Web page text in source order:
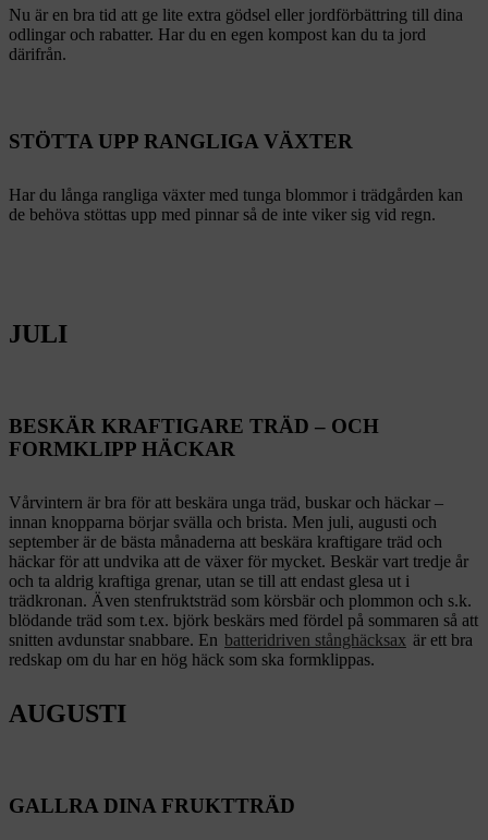
Nu är en bra tid att ge lite extra gödsel eller jordförbättring till dina
odlingar och rabatter. Har du en egen kompost kan du ta jord
därifrån.
STÖTTA UPP RANGLIGA VÄXTER
Har du långa rangliga växter med tunga blommor i trädgården kan
de behöva stöttas upp med pinnar så de inte viker sig vid regn.
JULI
BESKÄR KRAFTIGARE TRÄD – OCH
FORMKLIPP HÄCKAR
Vårvintern är bra för att beskära unga träd, buskar och häckar –
innan knopparna börjar svälla och brista. Men juli, augusti och
september är de bästa månaderna att beskära kraftigare träd och
häckar för att undvika att de växer för mycket. Beskär vart tredje år
och ta aldrig kraftiga grenar, utan se till att endast glesa ut i
trädkronan. Även stenfruktsträd som körsbär och plommon och s.k.
blödande träd som t.ex. björk beskärs med fördel på sommaren så att
snitten avdunstar snabbare. En batteridriven stånghäcksax är ett bra
redskap om du har en hög häck som ska formklippas.
AUGUSTI
GALLRA DINA FRUKTTRÄD